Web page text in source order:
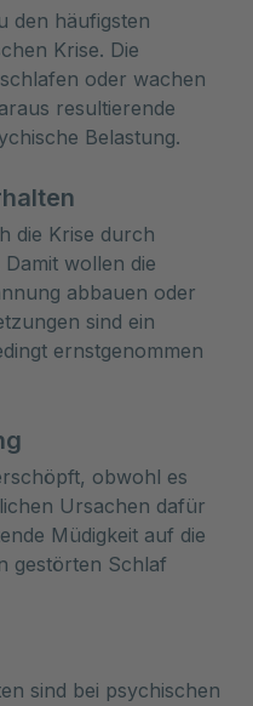
den häufigsten
Krise. Die
oder wachen
resultierende
Belastung.
die Krise durch
wollen die
abbauen oder
sind ein
ernstgenommen
obwohl es
Ursachen dafür
Müdigkeit auf die
gestörten Schlaf
sind bei psychischen